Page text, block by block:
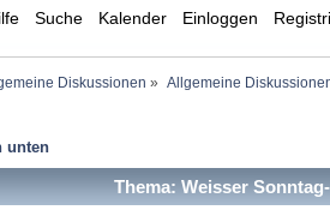
Suche Kalender Einloggen
Diskussionen » Allgemeine
unten
Thema: Weisser